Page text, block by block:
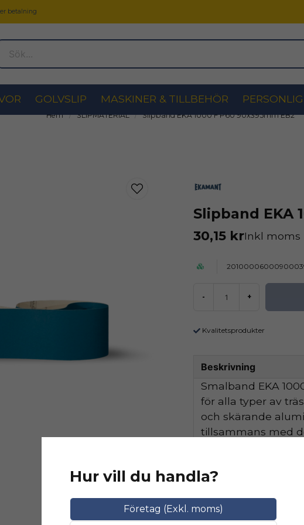
betalning
GOLVSLIP MASKINER & TILLBEHÖR
Hem SLIPMATERIAL Slipband EKA 1000 F P60 90x395mm EB2
Slipband EKA
30,15 krInkl moms
- +
Kvalitetsprodukter
Beskrivning
Smalband EKA
för alla typer av
och skärande
tillsammans med
hög
Ställ en produktfråga
question
Fråga oss något om
Relaterade
SLIPMATERIAL Smala
Hur vill du handla?
Företag (Exkl. moms)